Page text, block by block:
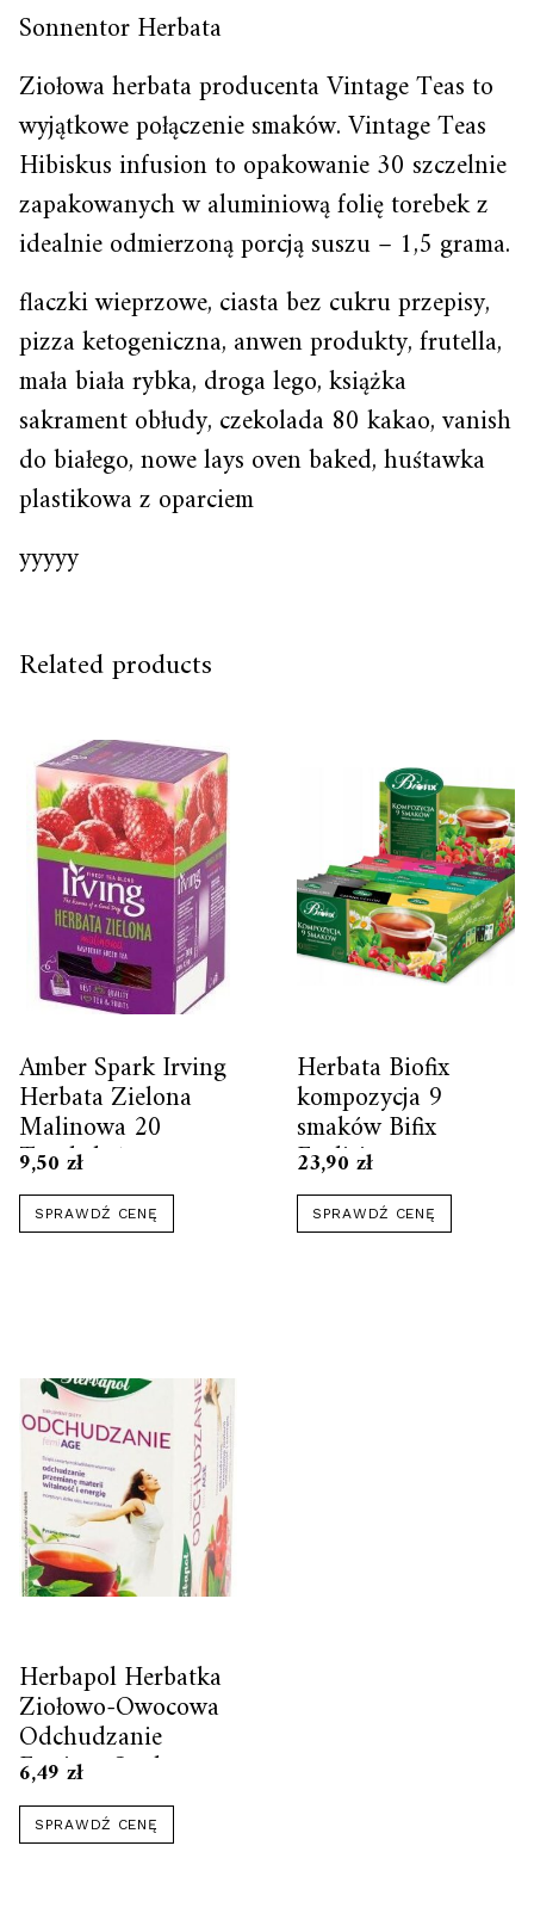
Sonnentor Herbata
Ziołowa herbata producenta Vintage Teas to
wyjątkowe połączenie smaków. Vintage Teas
Hibiskus infusion to opakowanie 30 szczelnie
zapakowanych w aluminiową folię torebek z
idealnie odmierzoną porcją suszu – 1,5 grama.
flaczki wieprzowe, ciasta bez cukru przepisy,
pizza ketogeniczna, anwen produkty, frutella,
mała biała rybka, droga lego, książka
sakrament obłudy, czekolada 80 kakao, vanish
do białego, nowe lays oven baked, huśtawka
plastikowa z oparciem
yyyyy
Related products
Amber Spark Irving
Herbata Zielona
Malinowa 20
Torebek 1szt
9,50 zł
SPRAWDŹ CENĘ
Herbata Biofix
kompozycja 9
smaków Bifix
Exclisive
23,90 zł
SPRAWDŹ CENĘ
Herbapol Herbatka
Ziołowo-Owocowa
Odchudzanie
Femiage Suplement
Diety 20x2g
6,49 zł
SPRAWDŹ CENĘ